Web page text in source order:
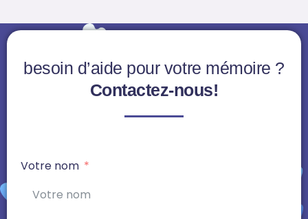
besoin d’aide pour votre mémoire ?
Contactez-nous!
Votre nom